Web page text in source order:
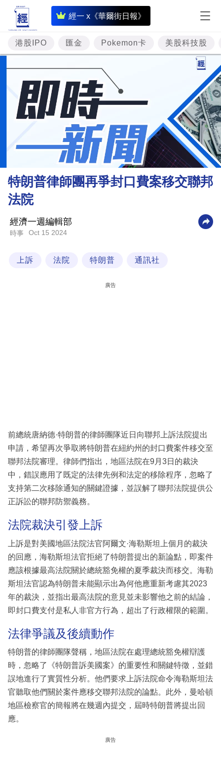
經一 x《華爾街日報》
即
時
財
經
專
題
投
資
樓
市
財
業
科
區
港股IPO 匯金 Pokemon卡 美股科技股
特朗普律師團再爭封口費案移交聯邦
法院
經濟一週編輯部
時事 Oct 15 2024
上訴 法院 特朗普 通訊社
廣告
前總統唐納德·特朗普的律師團隊近日向聯邦上訴法院提出
申請，希望再次爭取將特朗普在紐約州的封口費案件移交至
聯邦法院審理。律師們指出，地區法院在9月3日的裁決
中，錯誤應用了既定的法律先例和法定的移除程序，忽略了
支持第二次移除通知的關鍵證據，並誤解了聯邦法院提供公
正訴訟的聯邦防禦義務。
法院裁決引發上訴
上訴是對美國地區法院法官阿爾文·海勒斯坦上個月的裁決
的回應，海勒斯坦法官拒絕了特朗普提出的新論點，即案件
應該根據最高法院關於總統豁免權的夏季裁決而移交。海勒
斯坦法官認為特朗普未能顯示出為何他應重新考慮其2023
年的裁決，並指出最高法院的意見並未影響他之前的結論，
即封口費支付是私人非官方行為，超出了行政權限的範圍。
法律爭議及後續動作
特朗普的律師團隊聲稱，地區法院在處理總統豁免權辯護
時，忽略了《特朗普訴美國案》的重要性和關鍵特徵，並錯
誤地進行了實質性分析。他們要求上訴法院命令海勒斯坦法
官聽取他們關於案件應移交聯邦法院的論點。此外，曼哈頓
地區檢察官的簡報將在幾週內提交，屆時特朗普將提出回
應。
廣告